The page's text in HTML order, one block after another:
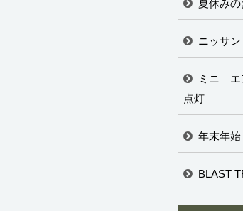
夏休み
ニッサ
ミニ エ
点灯
年末年
BLAST